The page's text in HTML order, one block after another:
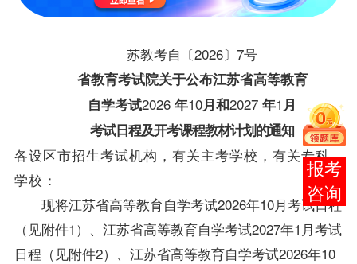
苏教考自〔2026〕7号
省教育考试院关于公布江苏省高等教育
自学考试2026年10月和2027年1 月
考试日程及开考课程教材计划的通知
各设区市招生考试机构，有关主考学校，有关专科
学校：
现将江苏省高等教育自学考试2026年10月考试日程
（见附件1 ）、江苏省高等教育自学考试2027年1 月考试
日程（见附件2）、江苏省高等教育自学考试2026年10
报考
咨询